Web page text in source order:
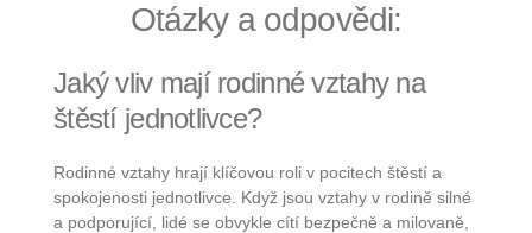
Otázky a odpovědi:
Jaký vliv mají rodinné vztahy na
štěstí jednotlivce?
Rodinné vztahy hrají klíčovou roli v pocitech štěstí a
spokojenosti jednotlivce. Když jsou vztahy v rodině silné
a podporující, lidé se obvykle cítí bezpečně a milovaně,